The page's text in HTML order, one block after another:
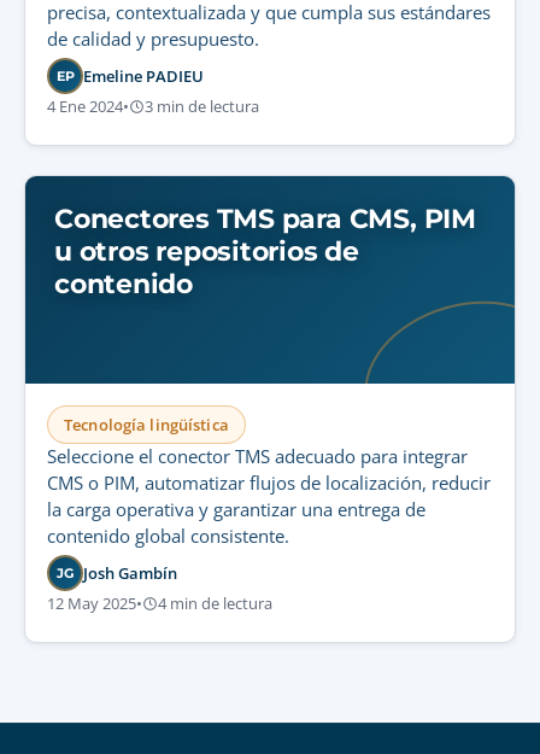
precisa, contextualizada y que cumpla sus estándares
de calidad y presupuesto.
EP Emeline PADIEU
4 Ene 2024• 3 min de lectura
Conectores TMS para CMS, PIM
u otros repositorios de
contenido
Tecnología lingüística
Seleccione el conector TMS adecuado para integrar
CMS o PIM, automatizar flujos de localización, reducir
la carga operativa y garantizar una entrega de
contenido global consistente.
JG Josh Gambín
12 May 2025• 4 min de lectura